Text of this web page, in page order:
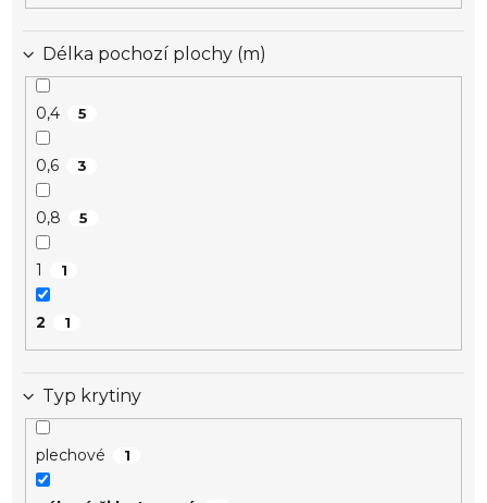
Délka pochozí plochy (m)
0,4 5
0,6 3
0,8 5
1 1
2 1
Typ krytiny
plechové 1